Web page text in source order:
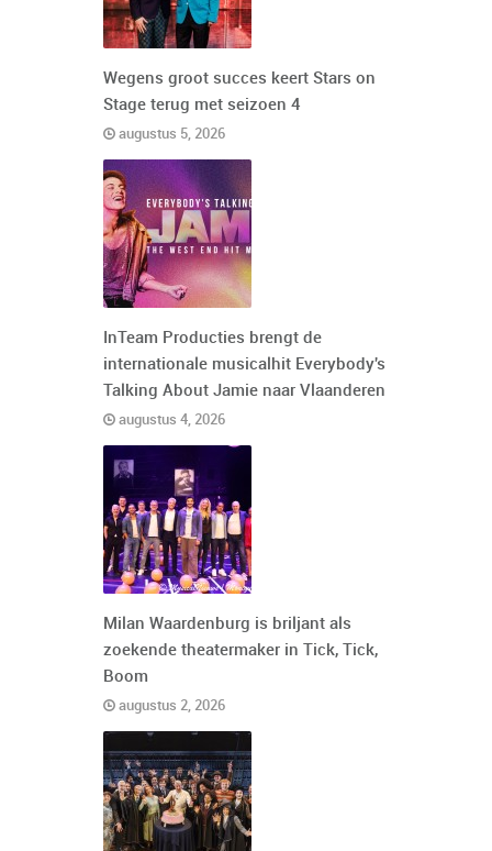
Wegens groot succes keert Stars on
Stage terug met seizoen 4
augustus 5, 2026
InTeam Producties brengt de
internationale musicalhit Everybody's
Talking About Jamie naar Vlaanderen
augustus 4, 2026
Milan Waardenburg is briljant als
zoekende theatermaker in Tick, Tick,
Boom
augustus 2, 2026